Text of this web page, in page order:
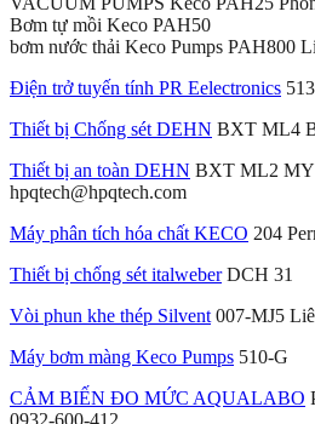
Bơm tự mồi Keco PAH50
bơm nước thải Keco Pumps PAH800
Điện trở tuyến tính PR Eelectronics
Thiết bị Chống sét DEHN BXT ML4
Thiết bị an toàn DEHN BXT ML2 MY
hpqtech@hpqtech.com
Máy phân tích hóa chất KECO 204
Thiết bị chống sét italweberDCH 31
Vòi phun khe thép Silvent 007-MJ5
Máy bơm màng Keco Pumps 510-G
CẢM BIẾN ĐO MỨC AQUALABO
0932-600-412